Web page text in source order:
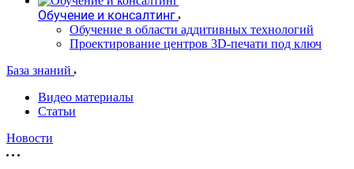
Обучение и консалтинг
Обучение в области аддитивных технологий
Проектирование центров 3D-печати под ключ
База знаний
Видео материалы
Статьи
Новости